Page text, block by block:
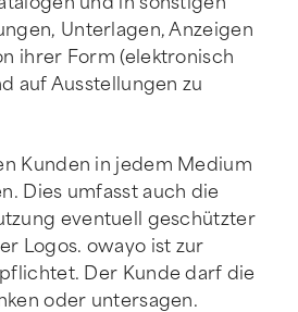
Unterlagen, Anzeigen
ihrer Form (elektronisch
auf Ausstellungen zu
Kunden in jedem Medium
Dies umfasst auch die
eventuell geschützter
Logos. owayo ist zur
Der Kunde darf die
oder untersagen.